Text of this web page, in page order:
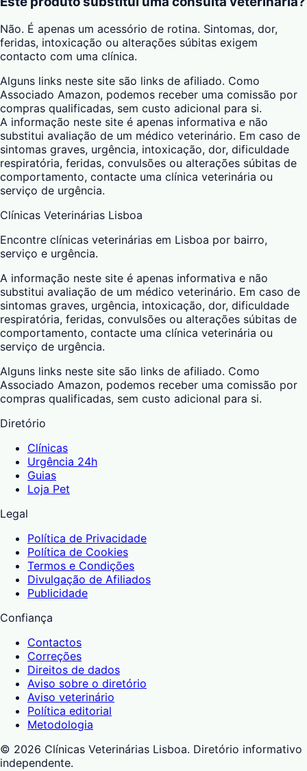
Não. É apenas um acessório de rotina. Sintomas, dor,
feridas, intoxicação ou alterações súbitas exigem
contacto com uma clínica.
Alguns links neste site são links de afiliado. Como
Associado Amazon, podemos receber uma comissão por
compras qualificadas, sem custo adicional para si.
A informação neste site é apenas informativa e não
substitui avaliação de um médico veterinário. Em caso de
sintomas graves, urgência, intoxicação, dor, dificuldade
respiratória, feridas, convulsões ou alterações súbitas de
comportamento, contacte uma clínica veterinária ou
serviço de urgência.
Clínicas Veterinárias Lisboa
Encontre clínicas veterinárias em Lisboa por bairro,
serviço e urgência.
A informação neste site é apenas informativa e não
substitui avaliação de um médico veterinário. Em caso de
sintomas graves, urgência, intoxicação, dor, dificuldade
respiratória, feridas, convulsões ou alterações súbitas de
comportamento, contacte uma clínica veterinária ou
serviço de urgência.
Alguns links neste site são links de afiliado. Como
Associado Amazon, podemos receber uma comissão por
compras qualificadas, sem custo adicional para si.
Diretório
Clínicas
Urgência 24h
Guias
Loja Pet
Legal
Política de Privacidade
Política de Cookies
Termos e Condições
Divulgação de Afiliados
Publicidade
Confiança
Contactos
Correções
Direitos de dados
Aviso sobre o diretório
Aviso veterinário
Política editorial
Metodologia
© 2026 Clínicas Veterinárias Lisboa. Diretório informativo
independente.